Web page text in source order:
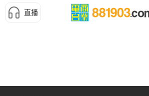
直播